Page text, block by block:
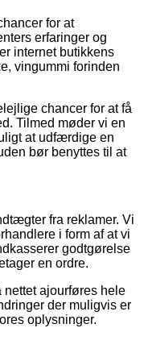
for at
erfaringer og
internet butikkens
vingummi forinden
chancer for at få
Tilmed møder vi en
at udfærdige en
bør benyttes til at
fra reklamer. Vi
i form af at vi
godtgørelse
en ordre.
nettet ajourføres hele
der muligvis er
oplysninger.